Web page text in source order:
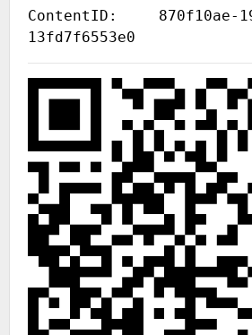
ContentID: 870f10ae-
13fd7f6553e0